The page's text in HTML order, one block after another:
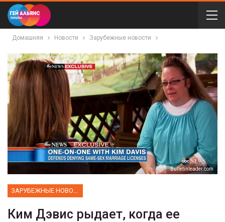
Домашняя Новости Зарубежные новости
Bulletinleader.com
Ким Дэвис рыдает, когда ее